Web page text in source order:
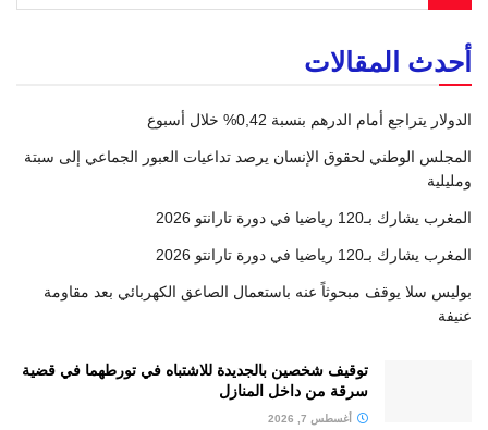
أحدث المقالات
الدولار يتراجع أمام الدرهم بنسبة 0,42% خلال أسبوع
المجلس الوطني لحقوق الإنسان يرصد تداعيات العبور الجماعي إلى سبتة
ومليلية
المغرب يشارك بـ120 رياضيا في دورة تارانتو 2026
المغرب يشارك بـ120 رياضيا في دورة تارانتو 2026
بوليس سلا يوقف مبحوثاً عنه باستعمال الصاعق الكهربائي بعد مقاومة
عنيفة
توقيف شخصين بالجديدة للاشتباه في تورطهما في قضية
سرقة من داخل المنازل
أغسطس 7, 2026